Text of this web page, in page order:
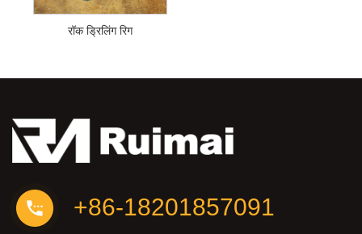
रॉक ड्रिलिंग रिग
+86-18201857091